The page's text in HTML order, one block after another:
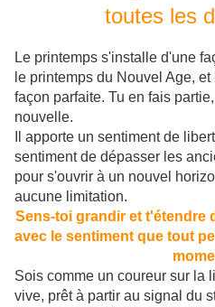
toutes les
Le printemps s'installe d'une
le printemps du Nouvel Age,
façon parfaite. Tu en fais
nouvelle.
Il apporte un sentiment de
sentiment de dépasser les
pour s'ouvrir à un nouvel
aucune limitation.
Sens-toi grandir et t'étendre
avec le sentiment que tout
Sois comme un coureur sur la
vive, prêt à partir au signal du